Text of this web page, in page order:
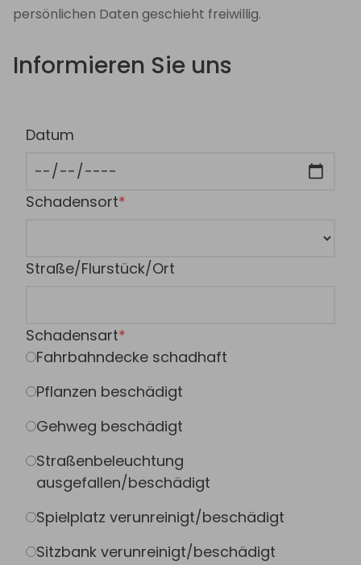
persönlichen Daten geschieht freiwillig.
Informieren Sie uns
Datum
Schadensort
Straße/Flurstück/Ort
Schadensart
Fahrbahndecke schadhaft
Pflanzen beschädigt
Gehweg beschädigt
Straßenbeleuchtung
ausgefallen/beschädigt
Spielplatz verunreinigt/beschädigt
Sitzbank verunreinigt/beschädigt